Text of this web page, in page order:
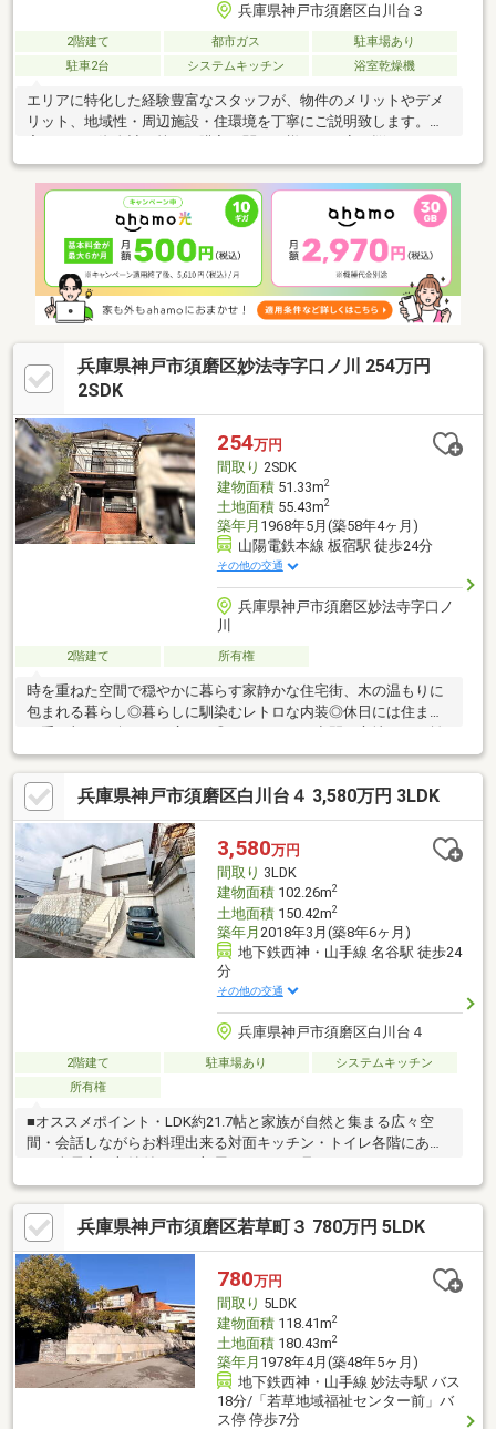
兵庫県神戸市須磨区白川台３
2階建て 都市ガス
駐車場あり
駐車2台
システムキッチン 浴室乾燥機
エリアに特化した経験豊富なスタッフが、物件のメリットやデメ
リット、地域性・周辺施設・住環境を丁寧にご説明致します。住
くりとお伺いし、最適なプランをご提案致します。自己資金が準
備できるか分からない、返済計画が立てられるか分からない、資
金計画やローンの選び方が分からない、住宅ローンが通るか分か
らない等、些細なことでも結構です、どんな事でもまずはご相談
下さい。他社物件もご紹介可能、未公開情報等も取り揃えており
ます。お問合せお待ちしております。
兵庫県神戸市須磨区妙法寺字口ノ川 254万円
2SDK
254万円
間取り 2SDK
建物面積51.33m2
土地面積55.43m2
築年月 1968年5月(築58年4ヶ月)
山陽電鉄本線 板宿駅 徒歩24分
その他の交通
兵庫県神戸市須磨区妙法寺字口ノ
川
2階建て 所有権
時を重ねた空間で穏やかに暮らす家静かな住宅街、木の温もりに
包まれる暮らし◎暮らしに馴染むレトロな内装◎休日には住まい
感をつくる◎交通量の少ない街並みが静かな時間を生む
兵庫県神戸市須磨区白川台４ 3,580万円 3LDK
3,580万円
間取り 3LDK
建物面積102.26m2
土地面積150.42m2
築年月 2018年3月(築8年6ヶ月)
地下鉄西神・山手線 名谷駅 徒歩24
分
その他の交通
兵庫県神戸市須磨区白川台４
2階建て 駐車場あり
システムキッチン
所有権
■オススメポイント・LDK約21.7帖と家族が自然と集まる広々空
間・会話しながらお料理出来る対面キッチン・トイレ各階にあ
す。・前道6ｍ以上・スーパーやコンビニが徒歩10分圏内にあり
お子様の通学も安心■周辺環境・コープ白川台 約183ｍ・ローソ
ン白川台4丁目店 約152ｍ・スギ薬局白川台店 約466ｍ・神戸
白川台郵便局 約810ｍ・神戸市立須磨北中学校 約723ｍ・神戸
市立白川小学校 約645ｍ
兵庫県神戸市須磨区若草町３ 780万円 5LDK
780万円
間取り 5LDK
建物面積118.41m2
土地面積180.43m2
築年月 1978年4月(築48年5ヶ月)
地下鉄西神・山手線 妙法寺駅 バス
18分/「若草地域福祉センター前」バ
ス停 停歩7分